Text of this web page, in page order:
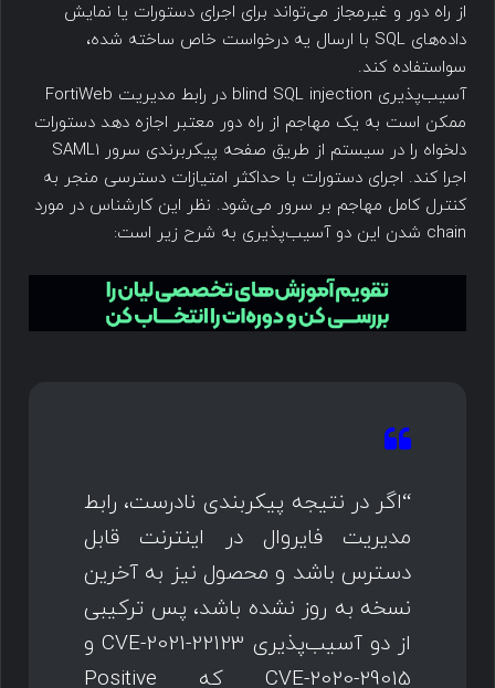
از راه دور و غیرمجاز می‌تواند برای اجرای دستورات یا نمایش
داده‌های SQL با ارسال یه درخواست خاص ساخته شده،
سواستفاده کند.
آسیب‌پذیری blind SQL injection در رابط مدیریت FortiWeb
ممکن است به یک مهاجم از راه دور معتبر اجازه دهد دستورات
دلخواه را در سیستم از طریق صفحه پیکربرندی سرور SAML1
اجرا کند. اجرای دستورات با حداکثر امتیازات دسترسی منجر به
کنترل کامل مهاجم بر سرور می‌شود. نظر این کارشناس در مورد
chain شدن این دو آسیب‌پذیری به شرح زیر است:
“اگر در نتیجه پیکربندی نادرست، رابط
مدیریت فایروال در اینترنت قابل
دسترس باشد و محصول نیز به آخرین
نسخه به روز نشده باشد، پس ترکیبی
از دو آسیب‌پذیری CVE-2021-22123 و
CVE-2020-29015 که Positive